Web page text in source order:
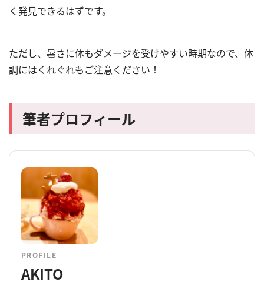
く発見できるはずです。
ただし、暑さに体もダメージを受けやすい時期なので、体
調にはくれぐれもご注意ください！
筆者プロフィール
PROFILE
AKITO